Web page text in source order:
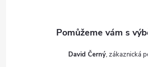
David Černý